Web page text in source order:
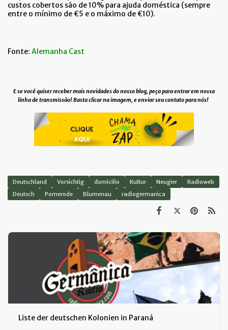
custos cobertos são de 10% para ajuda doméstica (sempre
entre o mínimo de €5 e o máximo de €10).
Fonte: Alemanha Cast
E se você quiser receber mais novidades do nosso blog, peça para entrar em nossa
linha de transmissão! Basta clicar na imagem, e enviar seu contato para nós!
Deutschland Vorsichtig domicilio Kultur Neugier
Radioweb
Deutsch
Pomerode Blumenau radiogermanica
Liste der deutschen Kolonien in Paraná